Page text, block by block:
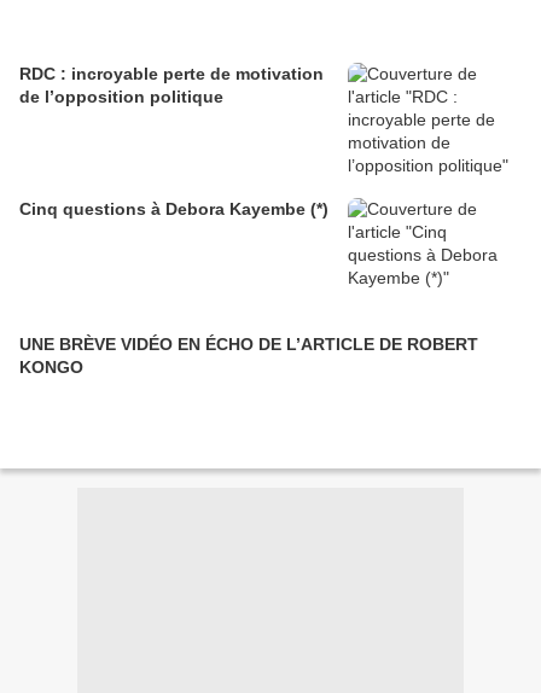
RDC : incroyable perte de motivation
de l’opposition politique
Cinq questions à Debora Kayembe (*)
UNE BRÈVE VIDÉO EN ÉCHO DE L’ARTICLE DE ROBERT
KONGO